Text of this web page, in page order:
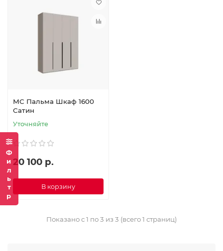
Фильтр
МС Пальма Шкаф 1600
Сатин
Уточняйте
20 100 р.
В корзину
Показано с 1 по 3 из 3 (всего 1 страниц)